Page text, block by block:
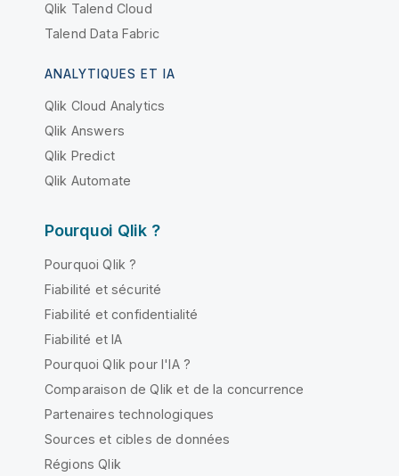
Qlik Talend Cloud
Talend Data Fabric
ANALYTIQUES ET IA
Qlik Cloud Analytics
Qlik Answers
Qlik Predict
Qlik Automate
Pourquoi Qlik ?
Pourquoi Qlik ?
Fiabilité et sécurité
Fiabilité et confidentialité
Fiabilité et IA
Pourquoi Qlik pour l'IA ?
Comparaison de Qlik et de la concurrence
Partenaires technologiques
Sources et cibles de données
Régions Qlik